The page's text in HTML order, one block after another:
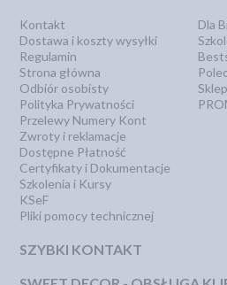
Kontakt
Dostawa i koszty wysyłki
Regulamin
Strona główna
Odbiór osobisty
Polityka Prywatności
Przelewy Numery Kont
Zwroty i reklamacje
Dostępne Płatność
Certyfikaty i Dokumentacje
Szkolenia i Kursy
KSeF
Pliki pomocy technicznej
Dla
SZYBKI KONTAKT